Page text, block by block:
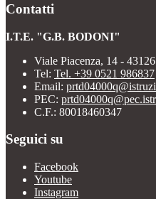
Contatti
I.T.E. "G.B. BODONI"
Viale Piacenza, 14 -
Tel: Tel. +39 0521 986837
Email:
PEC:
C.F.: 80018460347
Seguici su
Facebook
Youtube
Instagram